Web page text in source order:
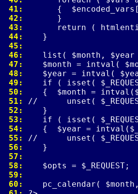
41:
42:
43:
44:
45:
46:
47:
48:
49:
50:
51:
52:
53:
54:
55:
56:
57:
58:
59:
60: